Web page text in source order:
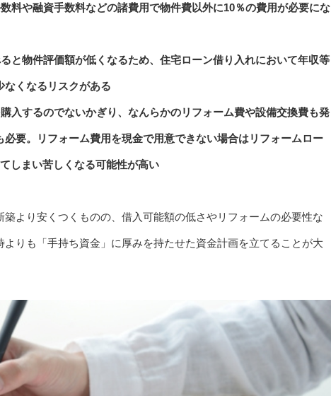
料や融資手数料などの諸費用で物件費以外に10％の費用が必要にな
と物件評価額が低くなるため、住宅ローン借り入れにおいて年収等
なくなるリスクがある
入するのでないかぎり、なんらかのリフォーム費や設備交換費も発
要。リフォーム費用を現金で用意できない場合はリフォームロー
しまい苦しくなる可能性が高い
より安くつくものの、借入可能額の低さやリフォームの必要性な
よりも「手持ち資金」に厚みを持たせた資金計画を立てることが大